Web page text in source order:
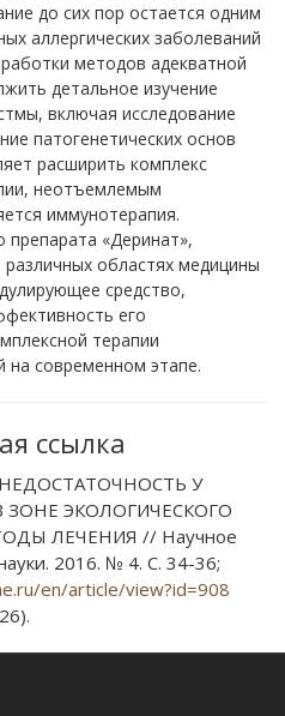
до сих пор остается одним
аллергических заболеваний
методов адекватной
детальное изучение
включая исследование
патогенетических основ
расширить комплекс
неотъемлемым
иммунотерапия.
препарата «Деринат»,
областях медицины
средство,
его
терапии
на современном этапе.
ссылка
НЕДОСТАТОЧНОСТЬ У
ЭКОЛОГИЧЕСКОГО
ЛЕЧЕНИЯ // Научное
2016. № 4. С. 34-36;
en/article/view?id=908